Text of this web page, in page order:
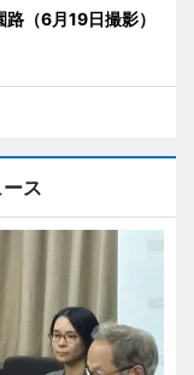
（6月19日撮影）
ス